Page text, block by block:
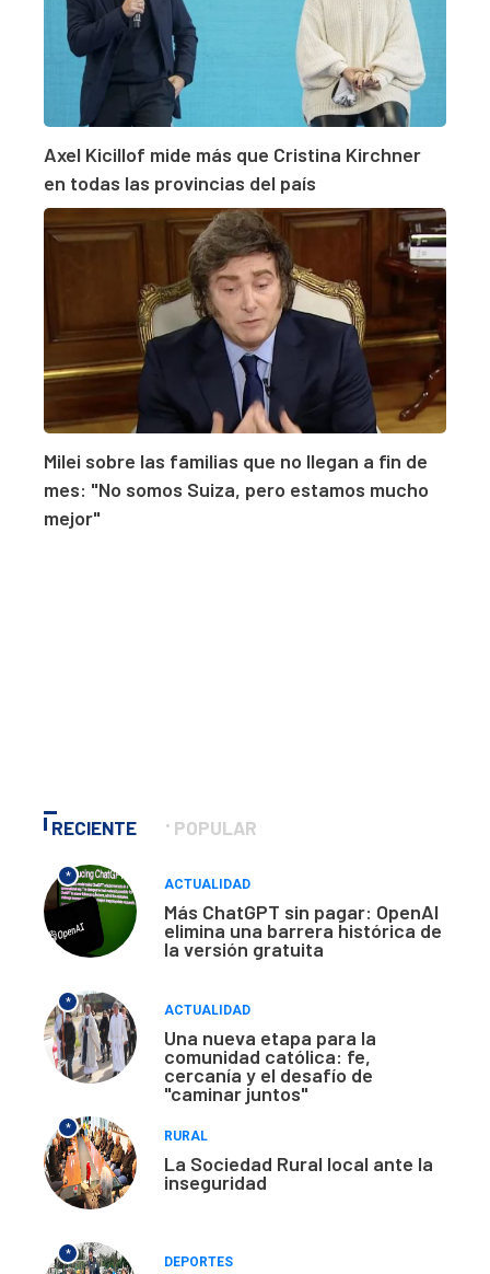
Axel Kicillof mide más que Cristina Kirchner
en todas las provincias del país
Milei sobre las familias que no llegan a fin de
mes: "No somos Suiza, pero estamos mucho
mejor"
RECIENTE POPULAR
*
ACTUALIDAD
Más ChatGPT sin pagar: OpenAI
elimina una barrera histórica de
la versión gratuita
*
ACTUALIDAD
Una nueva etapa para la
comunidad católica: fe,
cercanía y el desafío de
"caminar juntos"
*
RURAL
La Sociedad Rural local ante la
inseguridad
*
DEPORTES